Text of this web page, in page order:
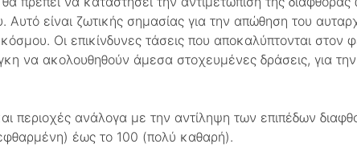
Αυτό είναι ζωτικής σημασίας για την απώθηση του
Οι επικίνδυνες τάσεις που αποκαλύπτονται στον
να ακολουθηθούν άμεσα στοχευμένες δράσεις, για την
περιοχές ανάλογα με την αντίληψη των επιπέδων
έως το 100 (πολύ καθαρή).